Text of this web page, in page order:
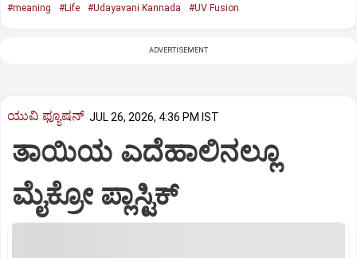
#meaning #Life #Udayavani Kannada #UV Fusion
ADVERTISEMENT
ಯುವಿ ಫ್ಯೂಷನ್ JUL 26, 2026, 4:36 PM IST
ತಾಯಿಯ ಎದೆಹಾಲಿನಲ್ಲೂ
ಮೈಕ್ರೋ ಪ್ಲಾಸ್ಟಿಕ್‌